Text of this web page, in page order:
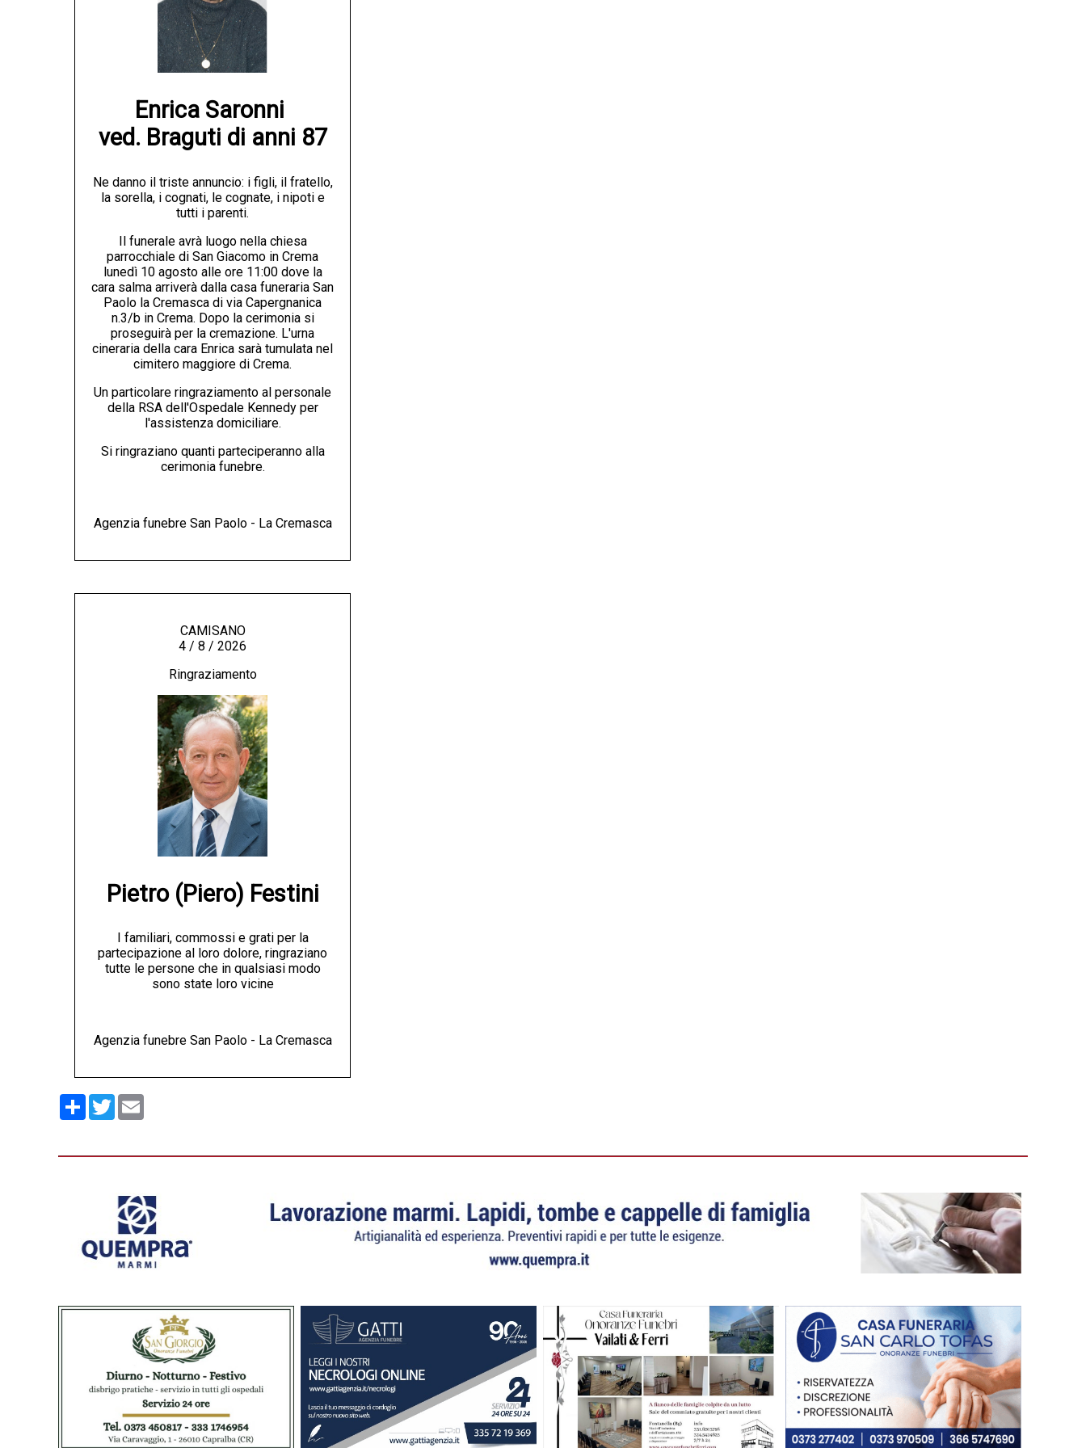
Enrica Saronni
ved. Braguti di anni 87
Ne danno il triste annuncio: i figli, il fratello,
la sorella, i cognati, le cognate, i nipoti e
tutti i parenti.
Il funerale avrà luogo nella chiesa
parrocchiale di San Giacomo in Crema
lunedì 10 agosto alle ore 11:00 dove la
cara salma arriverà dalla casa funeraria San
Paolo la Cremasca di via Capergnanica
n.3/b in Crema. Dopo la cerimonia si
proseguirà per la cremazione. L'urna
cineraria della cara Enrica sarà tumulata nel
cimitero maggiore di Crema.
Un particolare ringraziamento al personale
della RSA dell'Ospedale Kennedy per
l'assistenza domiciliare.
Si ringraziano quanti parteciperanno alla
cerimonia funebre.
Agenzia funebre San Paolo - La Cremasca
CAMISANO
4 / 8 / 2026
Ringraziamento
Pietro (Piero) Festini
I familiari, commossi e grati per la
partecipazione al loro dolore, ringraziano
tutte le persone che in qualsiasi modo
sono state loro vicine
Agenzia funebre San Paolo - La Cremasca
Condividi
Twitter